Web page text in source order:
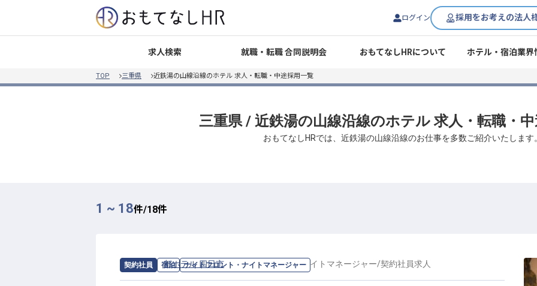
ログイン 採用をお考えの法人
求人検索 就職・転職 合同説明会 おもてなしHRについて ホテル・宿泊業界
TOP 三重県 近鉄湯の山線沿線のホテル 求人・転職・中途採用一覧
三重県 / 近鉄湯の山線沿線のホテル 求人・転職・
おもてなしHRでは、近鉄湯の山線沿線のお仕事を多数ご紹介いたします
1 ~ 18件/18件
契約社員 宿泊 ナイトフロント・ナイトマネージャー
求人情報：都ホテル 四日市の ナイトフロント・ナイトマネージャー/契約社員求人